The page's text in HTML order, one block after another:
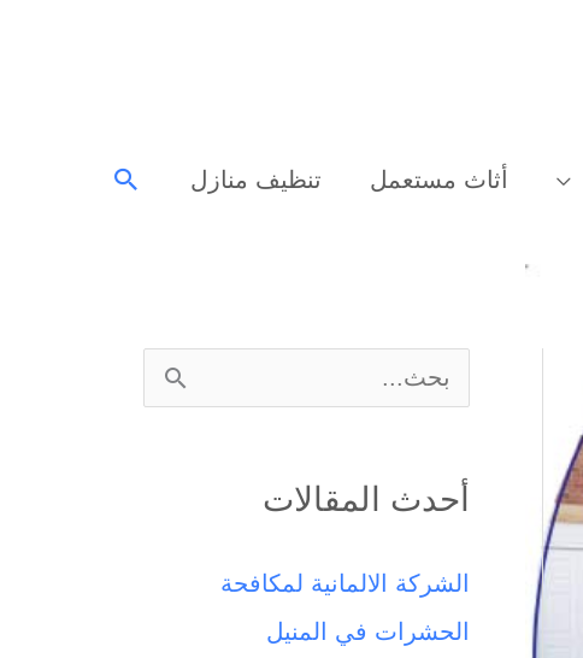
أثاث مستعمل تنظيف منازل البحث
ب
ث
ع
أحدث المقالات
الشركة الالمانية لمكافحة
الحشرات في المنيل